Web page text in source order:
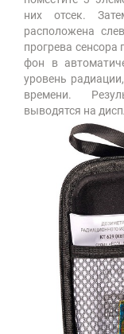
них отсек.
расположена
прогрева
фон в
уровень
времени.
выводятся на